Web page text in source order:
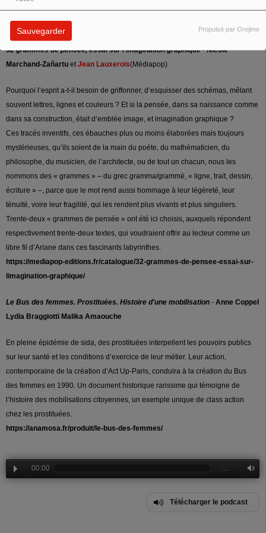
Sauvegarder Propulsé par Orejime
de-mulhouse-autopsie-dun-pillage/
32 grammes de pensée, essai sur l’imagination graphique-Nicole
Marchand-Zañartu et Jean Lauxerois(Médiapop)
Pourquoi l’esprit a-t-il besoin de griffonner, d’esquisser des schémas, mêlant
souvent lettres, lignes et couleurs ? Et si la pensée, dans sa naissance comme
dans sa construction, était d’emblée image, et imagination graphique ?
Ces tracés inventifs, ces ébauches plus ou moins élaborées mais toujours
mystérieuses, qu’ils soient de la main du poète, du mathématicien, du
philosophe, du musicien, de l’architecte, ou de tout un chacun, nous les
nommons des « grammes » – du grec gramma/grammè, « ligne, trait, dessin,
écriture » –, parce que le mot rend aussi hommage à leur légèreté, leur
ténuité, voire leur fragilité, qui les rendent plus vivants et plus singuliers.
Trente-deux « grammes de pensée » ont été ici choisis, auxquels répondent
respectivement trente-deux textes, qui voudraient offrir au lecteur comme un
libre fil d’Ariane dans ces fascinants labyrinthes.
https://mediapop-editions.fr/catalogue/32-grammes-de-pensee-essai-sur-
limagination-graphique/
Le Bus des femmes. Prostituées. Histoire d'une mobilisation - Anne Coppel
Lydia Braggiotti Malika Amaouche
En pleine épidémie de sida, des prostituées interpellent les pouvoirs publics
sur leur santé et les conditions d’exercice de leur métier. Leur action,
contemporaine de la création d’Act Up-Paris, conduira à la création du Bus
des femmes en 1990. Un document historique rarissime qui témoigne de
l’histoire des mobilisations citoyennes, un exemple unique de class action
chez les prostituées.
https://anamosa.fr/produit/le-bus-des-femmes/
00:00
Télécharger le podcast